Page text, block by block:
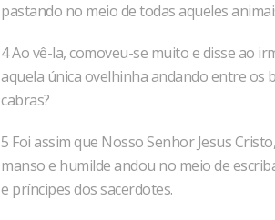
pastando no meio de todas aqueles
4 Ao vê-la, comoveu-se muito e disse ao
aquela única ovelhinha andando entre os
cabras?
5 Foi assim que Nosso Senhor Jesus
manso e humilde andou no meio de
e príncipes dos sacerdotes.